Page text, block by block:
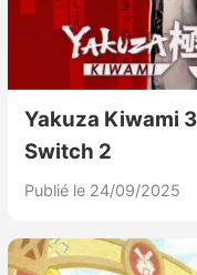
Yakuza Kiwami
Switch 2
Publié le 24/09/2025